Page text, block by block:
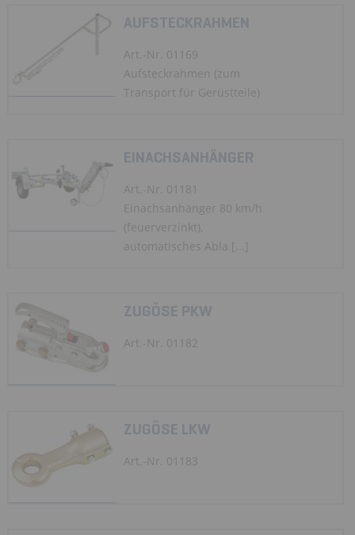
AUFSTECKRAHMEN
Art.-Nr. 01169
Aufsteckrahmen (zum
Transport für Gerüstteile)
EINACHSANHÄNGER
Art.-Nr. 01181
Einachsanhänger 80 km/h
(feuerverzinkt),
automatisches Abla [...]
ZUGÖSE PKW
Art.-Nr. 01182
ZUGÖSE LKW
Art.-Nr. 01183